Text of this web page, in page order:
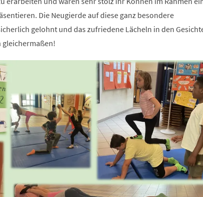
Die Neugierde auf diese ganz besondere
gelohnt und das zufriedene Lächeln in den
gleichermaßen!